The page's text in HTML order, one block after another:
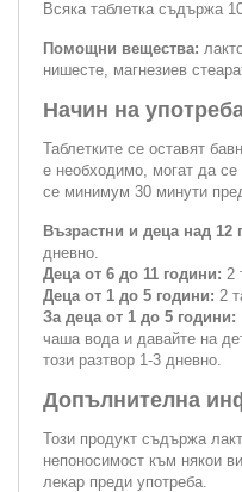
Всяка таблетка съдържа
Помощни вещества:
нишесте, магнезиев
Начин на
Таблетките се оставят
е необходимо, могат да
се минимум 30 минути
Възрастни и деца над 12
дневно.
Деца от 6 до 11 години: 2
Деца от 1 до 5 години: 2
За деца от 1 до 5 години:
чаша вода и давайте на
този разтвор 1-3 дневно.
Допълнителна
Този продукт съдържа
непоносимост към някои
лекар преди употреба.